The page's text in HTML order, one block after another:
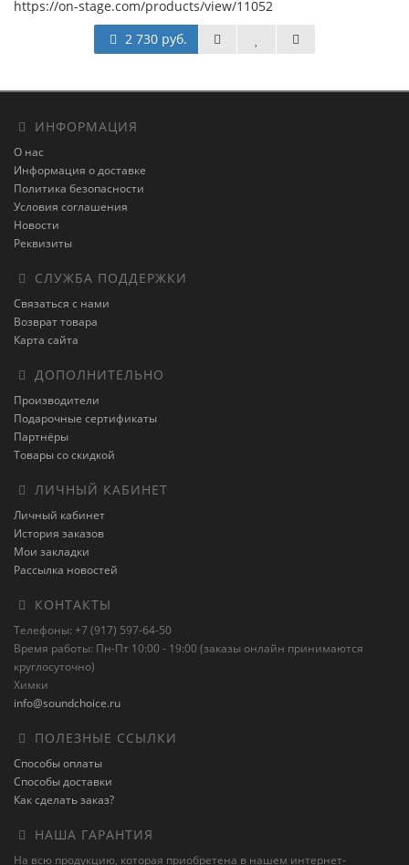
https://on-stage.com/products/view/11052
2 730 руб.
ИНФОРМАЦИЯ
О нас
Информация о доставке
Политика безопасности
Условия соглашения
Новости
Реквизиты
СЛУЖБА ПОДДЕРЖКИ
Связаться с нами
Возврат товара
Карта сайта
ДОПОЛНИТЕЛЬНО
Производители
Подарочные сертификаты
Партнёры
Товары со скидкой
ЛИЧНЫЙ КАБИНЕТ
Личный кабинет
История заказов
Мои закладки
Рассылка новостей
КОНТАКТЫ
Телефоны: +7 (917) 597-64-50
Время работы: Пн-Пт 10:00 - 19:00 (заказы онлайн принимаются
круглосуточно)
Химки
info@soundchoice.ru
ПОЛЕЗНЫЕ ССЫЛКИ
Способы оплаты
Способы доставки
Как сделать заказ?
НАША ГАРАНТИЯ
На всю продукцию, которая приобретена в нашем интернет-